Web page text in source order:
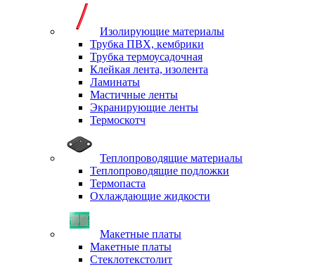
Изолирующие материалы
Трубка ПВХ, кембрики
Трубка термоусадочная
Клейкая лента, изолента
Ламинаты
Мастичные ленты
Экранирующие ленты
Термоскотч
Теплопроводящие материалы
Теплопроводящие подложки
Термопаста
Охлаждающие жидкости
Макетные платы
Макетные платы
Стеклотекстолит